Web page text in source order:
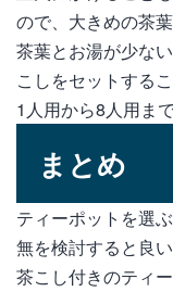
ので、大きめの茶
茶葉とお湯が少な
こしをセットする
1人用から8人用ま
まとめ
ティーポットを選
無を検討すると良い
茶こし付きのティ